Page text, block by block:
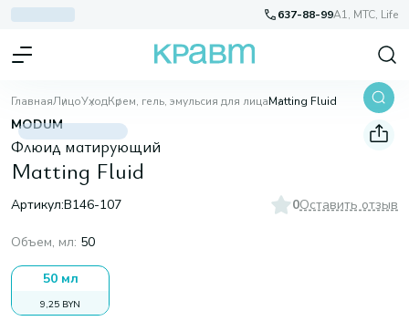
637-88-99A1, МТС, Life
ГлавнаяЛицоУходКрем, гель, эмульсия для лицаMatting Fluid
MODUM
Флюид матирующий
Matting Fluid
Артикул:B146-107 0Оставить отзыв
Объем, мл: 50
50 мл
9,25 BYN